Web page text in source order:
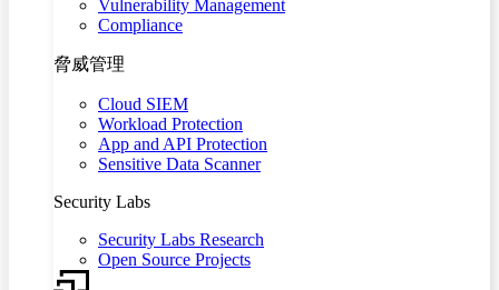
Vulnerability Management
Compliance
脅威管理
Cloud SIEM
Workload Protection
App and API Protection
Sensitive Data Scanner
Security Labs
Security Labs Research
Open Source Projects